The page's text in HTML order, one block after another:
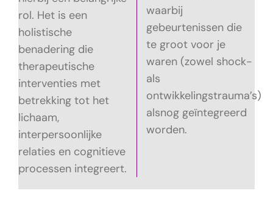
rol. Het is een
holistische
benadering die
therapeutische
interventies met
betrekking tot het
lichaam,
interpersoonlijke
relaties en cognitieve
processen integreert.
waarbij
gebeurtenissen die
te groot voor je
waren (zowel shock-
als
ontwikkelingstrauma’s)
alsnog geïntegreerd
worden.